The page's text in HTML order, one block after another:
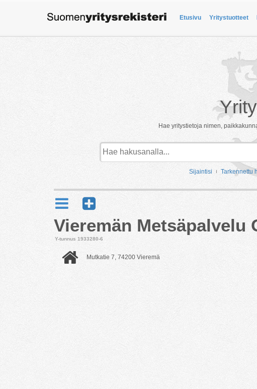
Etusivu Yritystuotteet
Hae yritystietoja nimen,
Sijaintisi Tarkennettu
Vieremän Metsäpalvelu
Y-tunnus 1933280-6
Mutkatie 7, 74200 Vieremä